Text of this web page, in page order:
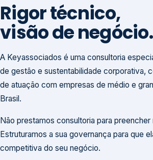
Rigor técnico,
visão de negócio.
A Keyassociados é uma consultoria
de gestão e sustentabilidade corporativa,
de atuação com empresas de médio e
Brasil.
Não prestamos consultoria para preencher
Estruturamos a sua governança para que
competitiva do seu negócio.